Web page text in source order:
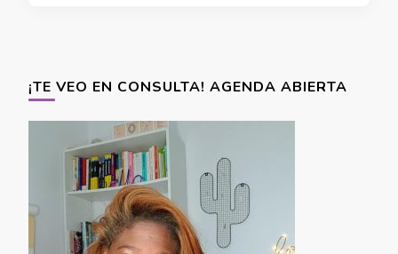
¡TE VEO EN CONSULTA! AGENDA ABIERTA